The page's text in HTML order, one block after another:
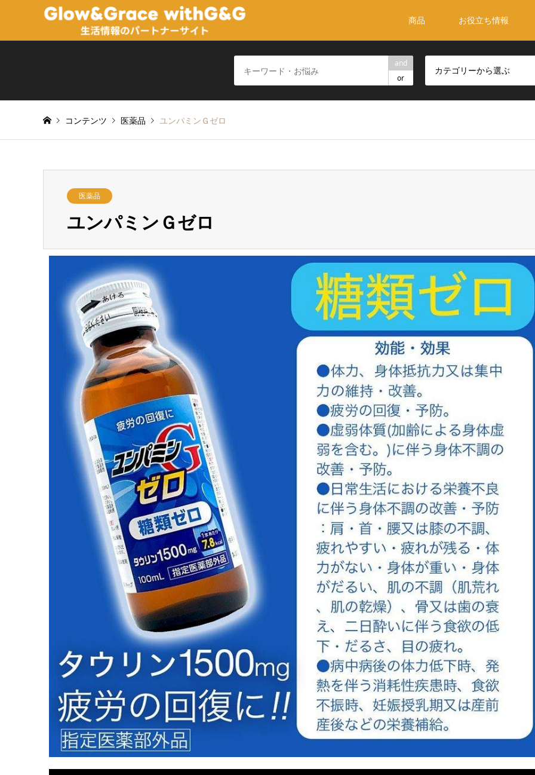
商品 お役立ち情報
and
or
カテゴリーから選ぶ
コンテンツ 医薬品 ユンパミンＧゼロ
医薬品
ユンパミンＧゼロ